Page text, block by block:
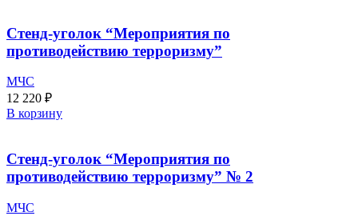
Стенд-уголок “Мероприятия по
противодействию терроризму”
МЧС
12 220 ₽
В корзину
Стенд-уголок “Мероприятия по
противодействию терроризму” № 2
МЧС